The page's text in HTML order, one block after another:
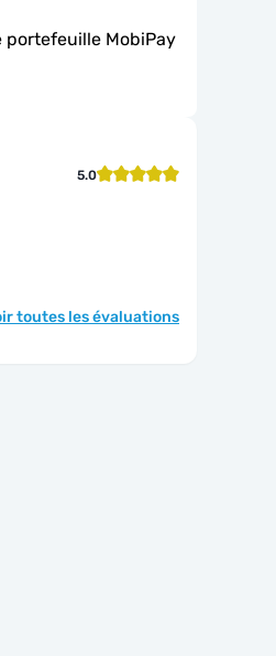
portefeuille MobiPay
5.0
toutes les évaluations